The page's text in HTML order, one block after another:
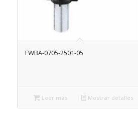
FWBA-0705-2501-05
Leer más Mostrar detalles